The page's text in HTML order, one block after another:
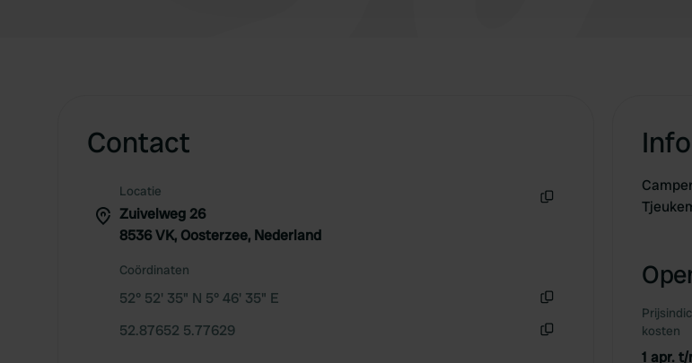
Contact
Locatie
Zuivelweg 26
8536 VK, Oosterzee, Nederland
Coördinaten
52° 52' 35" N 5° 46' 35" E
52.87652 5.77629
kosten
1 apr.